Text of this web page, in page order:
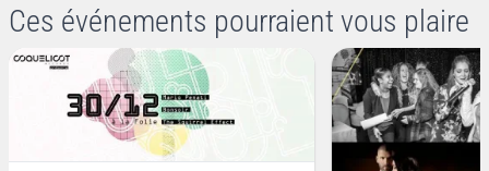
Ces événements pourraient vous plaire